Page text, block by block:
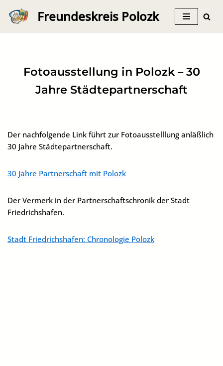
Zum
Freundeskreis Polozk
Fotoausstellung in Polozk – 30
Jahre Städtepartnerschaft
Der nachfolgende Link führt zur Fotoausstelllung anläßlich
30 Jahre Städtepartnerschaft.
30 Jahre Partnerschaft mit Polozk
Der Vermerk in der Partnerschaftschronik der Stadt
Friedrichshafen.
Stadt Friedrichshafen: Chronologie Polozk